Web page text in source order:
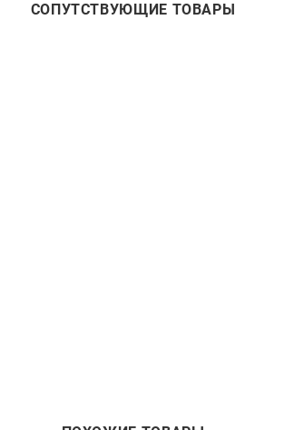
СОПУТСТВУЮЩИЕ ТОВАРЫ